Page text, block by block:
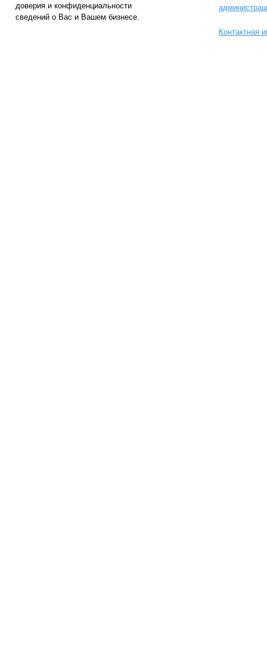
доверия и конфиденциальности
сведений о Вас и Вашем бизнесе.
Контактная